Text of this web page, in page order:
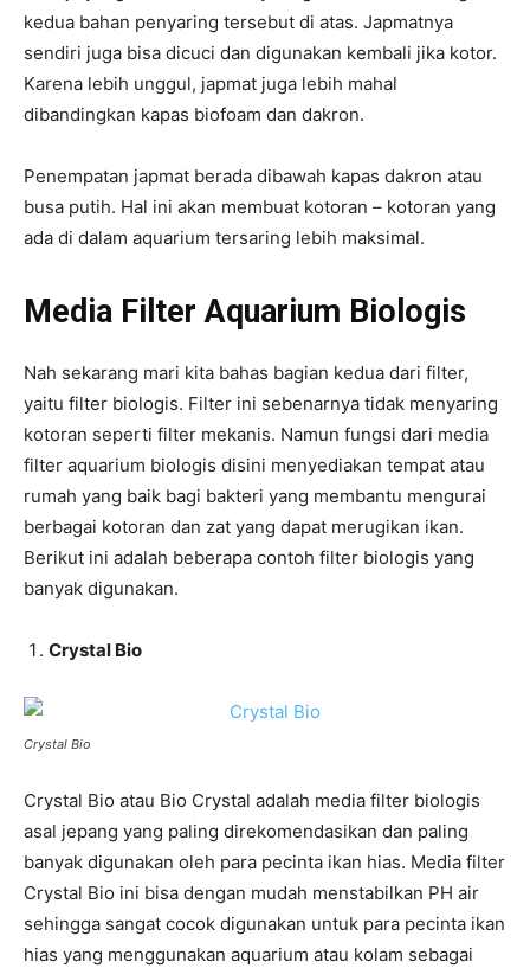
kedua bahan penyaring tersebut di atas. Japmatnya
sendiri juga bisa dicuci dan digunakan kembali jika kotor.
Karena lebih unggul, japmat juga lebih mahal
dibandingkan kapas biofoam dan dakron.
Penempatan japmat berada dibawah kapas dakron atau
busa putih. Hal ini akan membuat kotoran – kotoran yang
ada di dalam aquarium tersaring lebih maksimal.
Media Filter Aquarium Biologis
Nah sekarang mari kita bahas bagian kedua dari filter,
yaitu filter biologis. Filter ini sebenarnya tidak menyaring
kotoran seperti filter mekanis. Namun fungsi dari media
filter aquarium biologis disini menyediakan tempat atau
rumah yang baik bagi bakteri yang membantu mengurai
berbagai kotoran dan zat yang dapat merugikan ikan.
Berikut ini adalah beberapa contoh filter biologis yang
banyak digunakan.
Crystal Bio
Crystal Bio
Crystal Bio atau Bio Crystal adalah media filter biologis
asal jepang yang paling direkomendasikan dan paling
banyak digunakan oleh para pecinta ikan hias. Media filter
Crystal Bio ini bisa dengan mudah menstabilkan PH air
sehingga sangat cocok digunakan untuk para pecinta ikan
hias yang menggunakan aquarium atau kolam sebagai